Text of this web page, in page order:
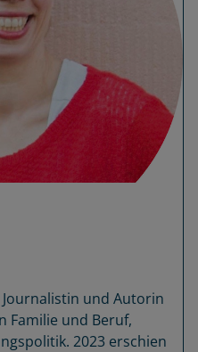
und Autorin
Familie und Beruf,
2023 erschien